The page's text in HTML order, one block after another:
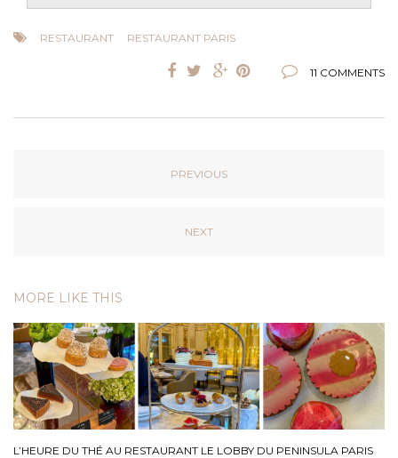
RESTAURANT RESTAURANT PARIS
11 COMMENTS
PREVIOUS
NEXT
MORE LIKE THIS
L’HEURE DU THÉ AU RESTAURANT LE LOBBY DU PENINSULA PARIS